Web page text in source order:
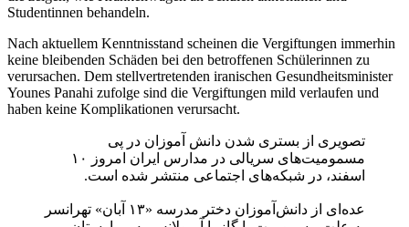
Studentinnen behandeln.
Nach aktuellem Kenntnisstand scheinen die Vergiftungen immerhin
keine bleibenden Schäden bei den betroffenen Schülerinnen zu
verursachen. Dem stellvertretenden iranischen Gesundheitsminister
Younes Panahi zufolge sind die Vergiftungen mild verlaufen und
haben keine Komplikationen verursacht.
تصویری از بستری شدن دانش آموزان در پی
مسمومیت‌های سریالی در مدارس ایران امروز ۱۰
اسفند، در شبکه‌های اجتماعی منتشر شده است.
عده‌ای از دانش‌آموزان دختر مدرسه «۱۳ آبان» تهرانسر